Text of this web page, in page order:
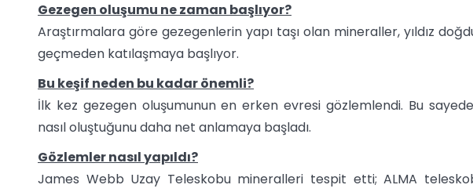
Gezegen oluşumu ne zaman başlıyor?
Araştırmalara göre gezegenlerin yapı taşı olan mineraller, yıldız
geçmeden katılaşmaya başlıyor.
Bu keşif neden bu kadar önemli?
İlk kez gezegen oluşumunun en erken evresi gözlemlendi. Bu
nasıl oluştuğunu daha net anlamaya başladı.
Gözlemler nasıl yapıldı?
James Webb Uzay Teleskobu mineralleri tespit etti; ALMA